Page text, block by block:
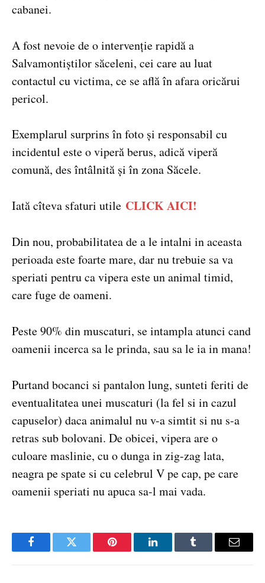
cabanei.
A fost nevoie de o intervenție rapidă a
Salvamontiștilor săceleni, cei care au luat
contactul cu victima, ce se află în afara oricărui
pericol.
Exemplarul surprins în foto și responsabil cu
incidentul este o viperă berus, adică viperă
comună, des întâlnită și în zona Săcele.
Iată cîteva sfaturi utile CLICK AICI!
Din nou, probabilitatea de a le intalni in aceasta
perioada este foarte mare, dar nu trebuie sa va
speriati pentru ca vipera este un animal timid,
care fuge de oameni.
Peste 90% din muscaturi, se intampla atunci cand
oamenii incerca sa le prinda, sau sa le ia in mana!
Purtand bocanci si pantalon lung, sunteti feriti de
eventualitatea unei muscaturi (la fel si in cazul
capuselor) daca animalul nu v-a simtit si nu s-a
retras sub bolovani. De obicei, vipera are o
culoare maslinie, cu o dunga in zig-zag lata,
neagra pe spate si cu celebrul V pe cap, pe care
oamenii speriati nu apuca sa-l mai vada.
FacebookTwitter Pinterest LinkedInTumblr Email